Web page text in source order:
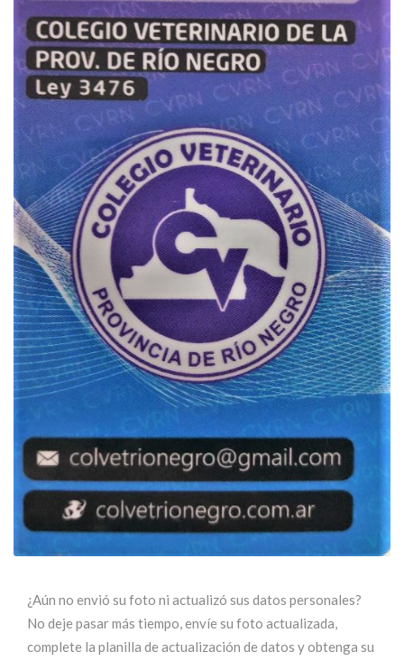
¿Aún no envió su foto ni actualizó sus datos personales?
No deje pasar más tiempo, envíe su foto actualizada,
complete la planilla de actualización de datos y obtenga su